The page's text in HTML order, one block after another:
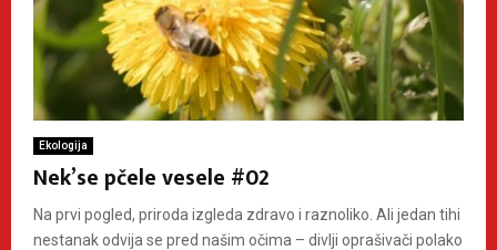
Ekologija
Nek’se pčele vesele #02
Na prvi pogled, priroda izgleda zdravo i raznoliko. Ali jedan tihi
nestanak odvija se pred našim očima – divlji oprašivači polako